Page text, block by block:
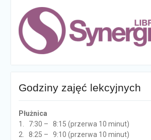
Godziny zajęć lekcyjnych
Płużnica
1. 7:30 – 8:15 (przerwa 10 minut)
2. 8:25 – 9:10 (przerwa 10 minut)